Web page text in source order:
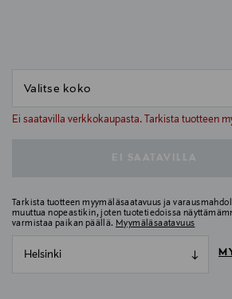
Ei saatavilla verkkokaupasta. Tarkista tuotteen
null
Tarkista tuotteen myymäläsaatavuus ja
muuttua nopeastikin, joten tuotetiedoissa
varmistaa paikan päällä. Myymäläsaatavuus
Helsinki